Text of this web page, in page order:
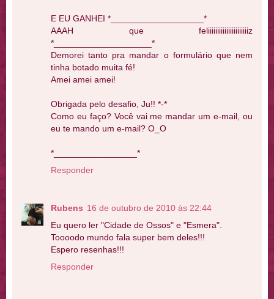
E EU GANHEI *___________________*
AAAH que feliiiiiiiiiiiiiiiiiiiiiiz
*____________________*
Demorei tanto pra mandar o formulário que nem
tinha botado muita fé!
Amei amei amei!
Obrigada pelo desafio, Ju!! *-*
Como eu faço? Você vai me mandar um e-mail, ou
eu te mando um e-mail? O_O
*_________________*
Responder
Rubens 16 de outubro de 2010 às 22:44
Eu quero ler "Cidade de Ossos" e "Esmera".
Toooodo mundo fala super bem deles!!!
Espero resenhas!!!
Responder